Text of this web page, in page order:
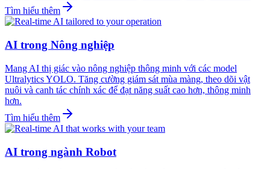
Tìm hiểu thêm
AI trong Nông nghiệp
Mang AI thị giác vào nông nghiệp thông minh với các model
Ultralytics YOLO. Tăng cường giám sát mùa màng, theo dõi vật
nuôi và canh tác chính xác để đạt năng suất cao hơn, thông minh
hơn.
Tìm hiểu thêm
AI trong ngành Robot